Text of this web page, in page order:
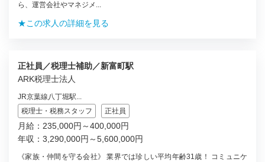
ら、運営会社やマネジメ...
★この求人の詳細を見る
正社員／税理士補助／新富町駅
ARK税理士法人
JR京葉線八丁堀駅...
税理士・税務スタッフ
正社員
月給：235,000円～400,000円
年収：3,290,000円～5,600,000円
《家族・仲間を守る会社》 業界では珍しい平均年齢31歳！ コミュニケ